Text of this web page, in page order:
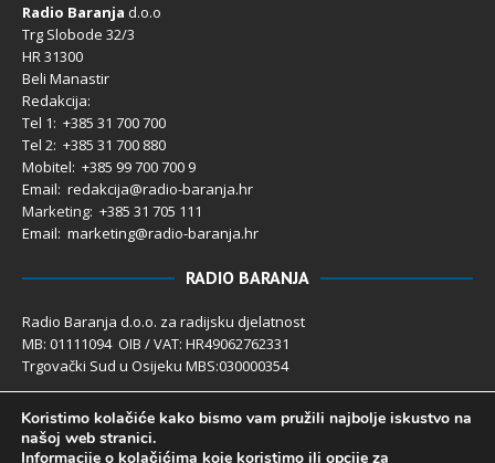
Radio Baranja d.o.o
Trg Slobode 32/3
HR 31300
Beli Manastir
Redakcija:
Tel 1: +385 31 700 700
Tel 2: +385 31 700 880
Mobitel: +385 99 700 700 9
Email: redakcija@radio-baranja.hr
Marketing: +385 31 705 111
Email: marketing@radio-baranja.hr
RADIO BARANJA
Radio Baranja d.o.o. za radijsku djelatnost
MB: 01111094 OIB / VAT: HR49062762331
Trgovački Sud u Osijeku MBS:030000354
Temeljni kapital 2.600,00 € uplaćen u cijelosti
Poslovni račun PBZ: 2340009-1100121402
IBAN: HR4123400091100121402
Koristimo kolačiće kako bismo vam pružili najbolje iskustvo na
našoj web stranici.
Informacije o kolačićima koje koristimo ili opcije za